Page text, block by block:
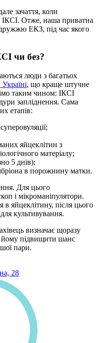
зачаття, коли
ІКСІ. Отже, наша приватна
ЕКЗ, під час якого
чи без?
люди з багатьох
, що краще штучне
таким чином: ІКСІ
запліднення. Сама
етапів:
яйцеклітин з
матеріалу;
5 днів);
в порожнину матки.
Для цього
і мікроманіпулятори.
в яйцеклітину, після цього
культивування.
визначає щоразу
йому підвищити шанс
пари.
28